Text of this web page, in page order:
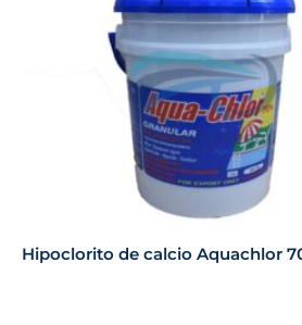
Hipoclorito de calcio Aquachlor